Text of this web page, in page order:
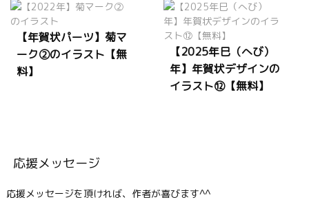
【年賀状パーツ】菊マ
ーク②のイラスト【無
料】
【2025年巳（へび）
年】年賀状デザインの
イラスト⑫【無料】
応援メッセージ
応援メッセージを頂ければ、作者が喜びます^^